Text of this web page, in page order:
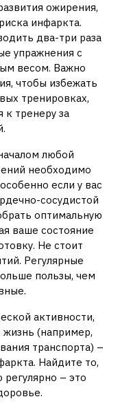
ожирения,
инфаркта.
два-три раза
упражнения с
весом. Важно
чтобы избежать
тренировках,
к тренеру за
любой
необходимо
если у вас
сосудистой
оптимальную
ваше состояние
Не стоит
Регулярные
пользы, чем
активности,
(например,
транспорта) –
Найдите то,
– это